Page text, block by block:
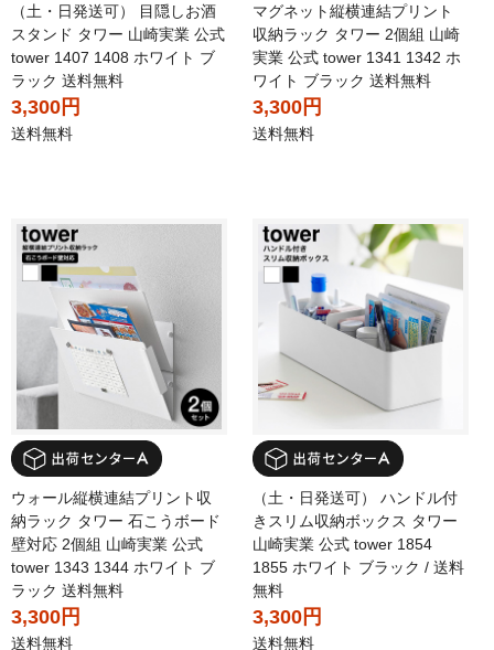
（土・日発送可） 目隠しお酒
スタンド タワー 山崎実業 公式
tower 1407 1408 ホワイト ブ
ラック 送料無料
3,300円
送料無料
マグネット縦横連結プリント
収納ラック タワー 2個組 山崎
実業 公式 tower 1341 1342 ホ
ワイト ブラック 送料無料
3,300円
送料無料
ウォール縦横連結プリント収
納ラック タワー 石こうボード
壁対応 2個組 山崎実業 公式
tower 1343 1344 ホワイト ブ
ラック 送料無料
3,300円
送料無料
（土・日発送可） ハンドル付
きスリム収納ボックス タワー
山崎実業 公式 tower 1854
1855 ホワイト ブラック / 送料
無料
3,300円
送料無料